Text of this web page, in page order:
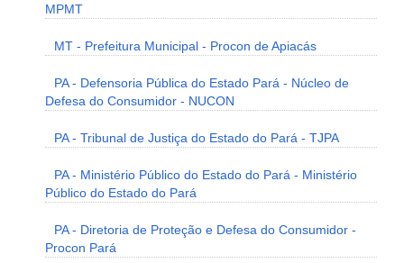
MPMT
MT - Prefeitura Municipal - Procon de Apiacás
PA - Defensoria Pública do Estado Pará - Núcleo de
Defesa do Consumidor - NUCON
PA - Tribunal de Justiça do Estado do Pará - TJPA
PA - Ministério Público do Estado do Pará - Ministério
Público do Estado do Pará
PA - Diretoria de Proteção e Defesa do Consumidor -
Procon Pará